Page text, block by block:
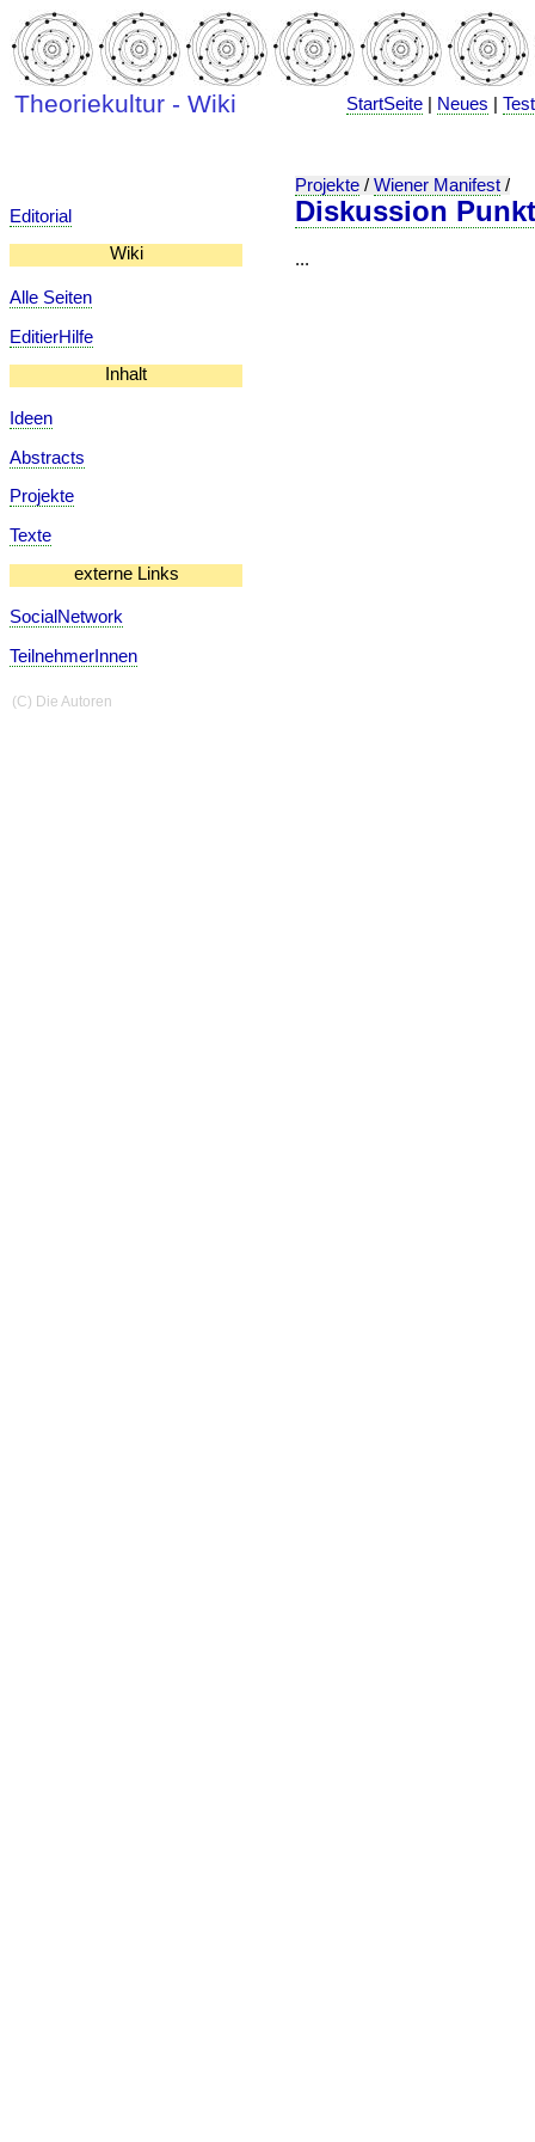
Theoriekultur - Wiki StartSeite Neues |
Editorial
Wiki
Alle Seiten
EditierHilfe
Inhalt
Ideen
Abstracts
Projekte
Texte
externe Links
SocialNetwork
TeilnehmerInnen
Projekte / Wiener Manifest /
Diskussion
...
(C) Die Autoren